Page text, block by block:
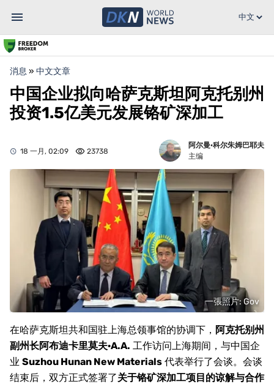
消息 » 中文文章
中国企业拟向哈萨克斯坦阿克托别州
投资1.5亿美元发展铬矿深加工
18 一月, 02:09 23738
阿尔曼·科尔朱姆巴耶夫
主编
一張照片: Gov
在哈萨克斯坦共和国驻上海总领事馆的协调下， 阿克托别州
副州长阿布迪卡里莫夫·A.A. 工作访问上海期间，与中国企
业 Suzhou Hunan New Materials 代表举行了会谈。会谈
结束后，双方正式签署了关于铬矿深加工项目的谅解与合作